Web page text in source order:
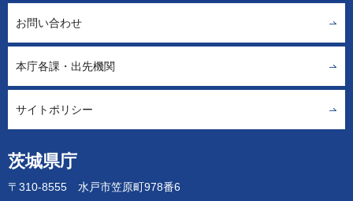
茨城県庁
〒310-8555 水戸市笠原町978番6
お問い合わせ
本庁各課・出先機関
サイトポリシー